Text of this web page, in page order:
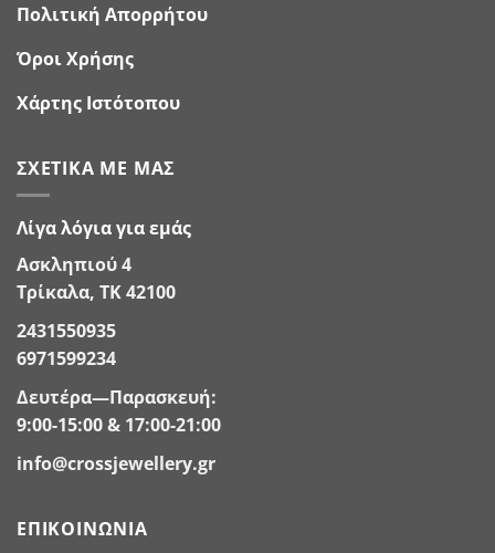
Πολιτική Απορρήτου
Όροι Χρήσης
Χάρτης Ιστότοπου
ΣΧΕΤΙΚΆ ΜΕ ΜΑΣ
Λίγα λόγια για εμάς
Ασκληπιού 4
Τρίκαλα, ΤΚ 42100
2431550935
6971599234
Δευτέρα—Παρασκευή:
9:00-15:00 & 17:00-21:00
info@crossjewellery.gr
ΕΠΙΚΟΙΝΩΝΊΑ